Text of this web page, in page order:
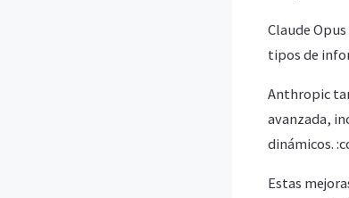
Claude
tipos de
Anthropic
avanzada,
dinámicos.
Estas